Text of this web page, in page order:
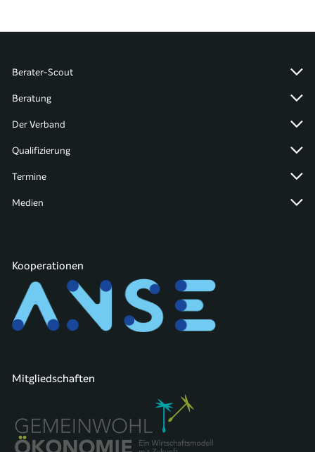
Berater-Scout
Beratung
Der Verband
Qualifizierung
Termine
Medien
Kooperationen
Mitgliedschaften